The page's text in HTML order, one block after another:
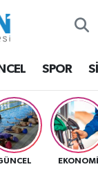
SPOR
EKONOMİ